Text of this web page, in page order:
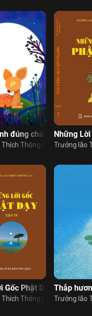
tu hành
đúng chánh pháp
Thông Lạc
Những Lời
Trưởng lão
Gốc Phật Dạy – Tập 4
Thông Lạc
Thắp
Trưởng lão